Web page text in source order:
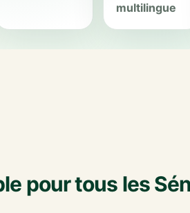
multilingue
pour tous les